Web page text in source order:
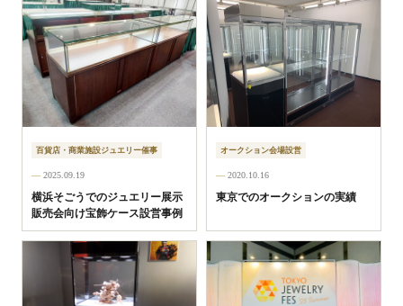
百貨店・商業施設ジュエリー催事
2025.09.19
横浜そごうでのジュエリー展示
販売会向け宝飾ケース設営事例
オークション会場設営
2020.10.16
東京でのオークションの実績